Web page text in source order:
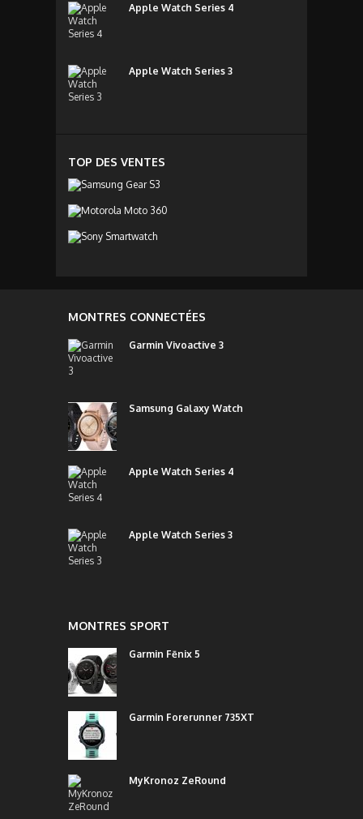
Apple Watch Series 4
Apple Watch Series 3
TOP DES VENTES
MONTRES CONNECTÉES
Garmin Vivoactive 3
Samsung Galaxy Watch
Apple Watch Series 4
Apple Watch Series 3
MONTRES SPORT
Garmin Fēnix 5
Garmin Forerunner 735XT
MyKronoz ZeRound